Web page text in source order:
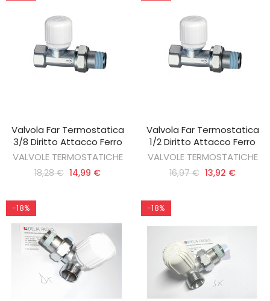
AGGIUNGI AL CARRELLO
Valvola Far Termostatica
3/8 Diritto Attacco Ferro
VALVOLE TERMOSTATICHE
18,28 € 14,99 €
AGGIUNGI AL CARRELLO
Valvola Far Termostatica
1/2 Diritto Attacco Ferro
VALVOLE TERMOSTATICHE
16,97 € 13,92 €
-18% -18%